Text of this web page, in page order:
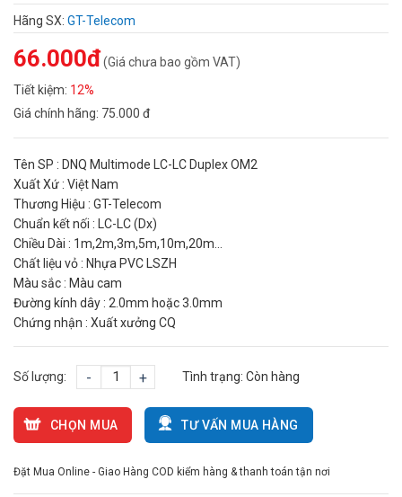
Hãng SX: GT-Telecom
66.000đ(Giá chưa bao gồm VAT)
Tiết kiệm: 12%
Giá chính hãng: 75.000 đ
Tên SP : DNQ Multimode LC-LC Duplex OM2
Xuất Xứ : Việt Nam
Thương Hiệu : GT-Telecom
Chuẩn kết nối : LC-LC (Dx)
Chiều Dài : 1m,2m,3m,5m,10m,20m…
Chất liệu vỏ : Nhựa PVC LSZH
Màu sắc : Màu cam
Đường kính dây : 2.0mm hoặc 3.0mm
Chứng nhận : Xuất xưởng CQ
Số lượng: - + Tình trạng:Còn hàng
CHỌN MUA TƯ VẤN MUA HÀNG
Đặt Mua Online - Giao Hàng COD kiểm hàng & thanh toán tận nơi